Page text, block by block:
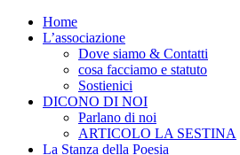
Home
L’associazione
Dove siamo & Contatti
cosa facciamo e statuto
Sostienici
DICONO DI NOI
Parlano di noi
ARTICOLO LA SESTINA
La Stanza della Poesia